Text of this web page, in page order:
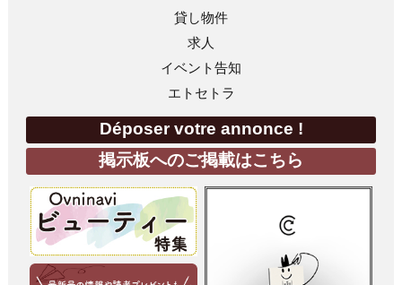
貸し物件
求人
イベント告知
エトセトラ
Déposer votre annonce !
掲示板へのご掲載はこちら